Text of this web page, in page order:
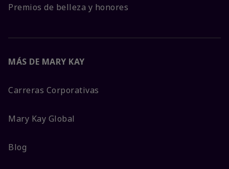
Premios de belleza y honores
MÁS DE MARY KAY
Carreras Corporativas
Mary Kay Global
Blog